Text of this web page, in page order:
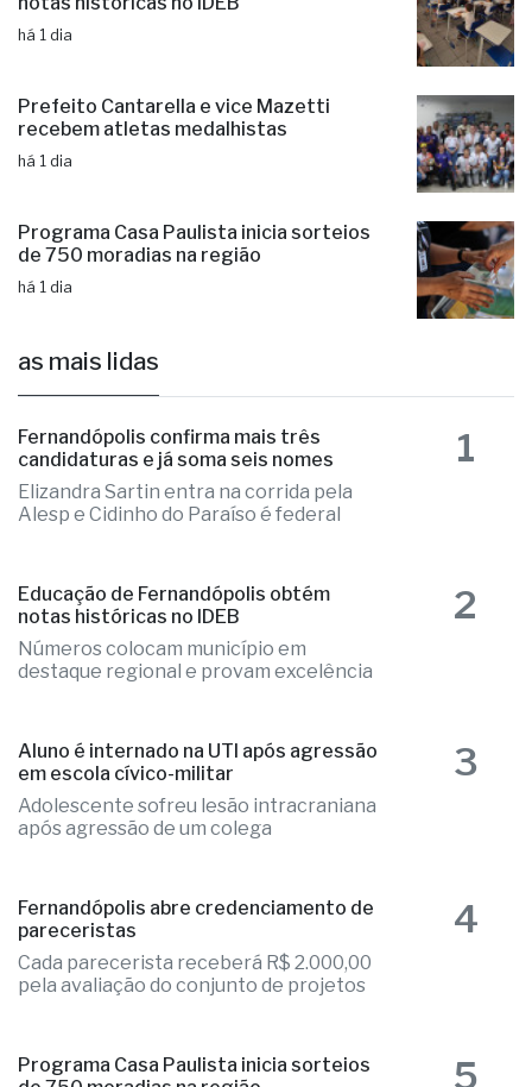
há 1 dia
Prefeito Cantarella e vice Mazetti
recebem atletas medalhistas
há 1 dia
Programa Casa Paulista inicia sorteios
de 750 moradias na região
há 1 dia
as mais lidas
Fernandópolis confirma mais três
candidaturas e já soma seis nomes
Elizandra Sartin entra na corrida pela
Alesp e Cidinho do Paraíso é federal
1
Educação de Fernandópolis obtém
notas históricas no IDEB
Números colocam município em
destaque regional e provam excelência
2
Aluno é internado na UTI após agressão
em escola cívico-militar
Adolescente sofreu lesão intracraniana
após agressão de um colega
3
Fernandópolis abre credenciamento de
pareceristas
Cada parecerista receberá R$ 2.000,00
pela avaliação do conjunto de projetos
4
Programa Casa Paulista inicia sorteios
5